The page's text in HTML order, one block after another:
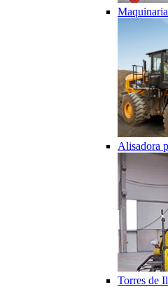
Alisadora
Torres de